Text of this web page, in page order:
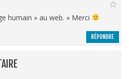
humain » au web. » Merci
RÉPONDRE